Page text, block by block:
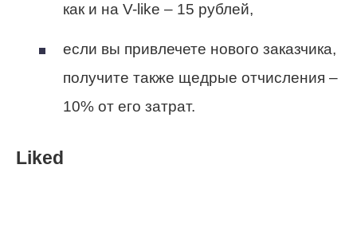
как и на V-like – 15 рублей,
если вы привлечете нового заказчика,
получите также щедрые отчисления –
10% от его затрат.
Liked